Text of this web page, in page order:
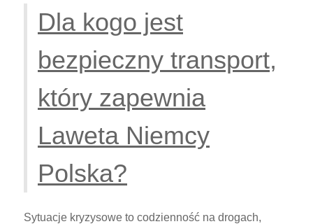
Dla kogo jest
bezpieczny transport,
który zapewnia
Laweta Niemcy
Polska?
Sytuacje kryzysowe to codzienność na drogach,